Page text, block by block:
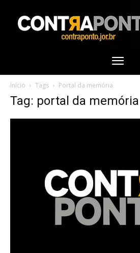
Início Tags Portal da memória
Tag: portal da memória